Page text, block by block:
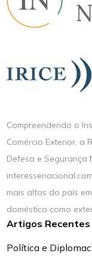
Compreendendo o
Comércio Exterior, a
Defesa e Segurança
mais altos do país
doméstico como
Artigos Recentes
Política e